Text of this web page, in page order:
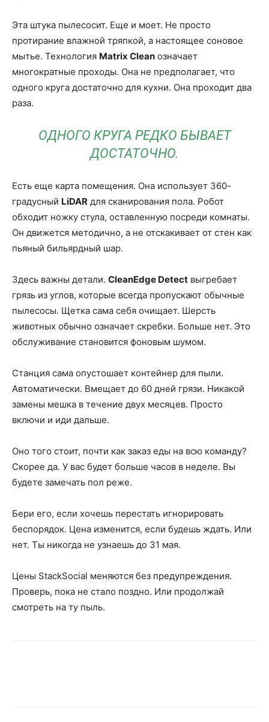
Эта штука пылесосит. Еще и моет. Не просто
протирание влажной тряпкой, а настоящее соновое
мытье. Технология Matrix Clean означает
многократные проходы. Она не предполагает, что
одного круга достаточно для кухни. Она проходит два
раза.
ОДНОГО КРУГА РЕДКО БЫВАЕТ
ДОСТАТОЧНО.
Есть еще карта помещения. Она использует 360-
градусный LiDAR для сканирования пола. Робот
обходит ножку стула, оставленную посреди комнаты.
Он движется методично, а не отскакивает от стен как
пьяный бильярдный шар.
Здесь важны детали. CleanEdge Detect выгребает
грязь из углов, которые всегда пропускают обычные
пылесосы. Щетка сама себя очищает. Шерсть
животных обычно означает скребки. Больше нет. Это
обслуживание становится фоновым шумом.
Станция сама опустошает контейнер для пыли.
Автоматически. Вмещает до 60 дней грязи. Никакой
замены мешка в течение двух месяцев. Просто
включи и иди дальше.
Оно того стоит, почти как заказ еды на всю команду?
Скорее да. У вас будет больше часов в неделе. Вы
будете замечать пол реже.
Бери его, если хочешь перестать игнорировать
беспорядок. Цена изменится, если будешь ждать. Или
нет. Ты никогда не узнаешь до 31 мая.
Цены StackSocial меняются без предупреждения.
Проверь, пока не стало поздно. Или продолжай
смотреть на ту пыль.